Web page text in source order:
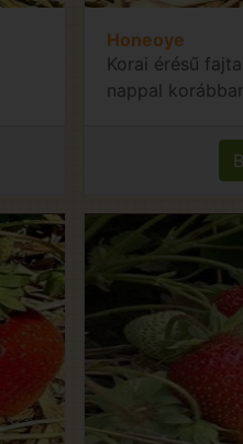
Honeoye
Korai érésű
nappal